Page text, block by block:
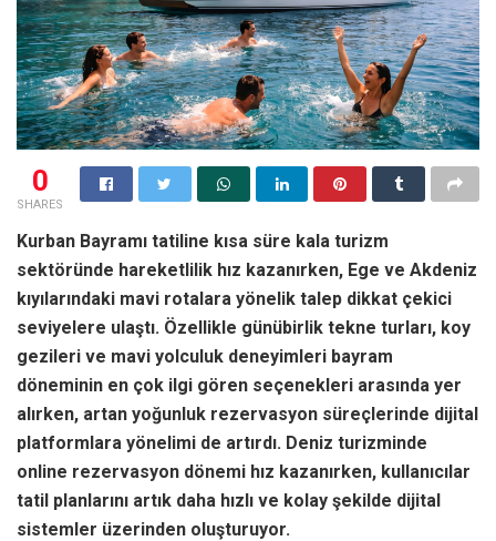
0
SHARES
Kurban Bayramı tatiline kısa süre kala turizm
sektöründe hareketlilik hız kazanırken, Ege ve Akdeniz
kıyılarındaki mavi rotalara yönelik talep dikkat çekici
seviyelere ulaştı. Özellikle günübirlik tekne turları, koy
gezileri ve mavi yolculuk deneyimleri bayram
döneminin en çok ilgi gören seçenekleri arasında yer
alırken, artan yoğunluk rezervasyon süreçlerinde dijital
platformlara yönelimi de artırdı. Deniz turizminde
online rezervasyon dönemi hız kazanırken, kullanıcılar
tatil planlarını artık daha hızlı ve kolay şekilde dijital
sistemler üzerinden oluşturuyor.